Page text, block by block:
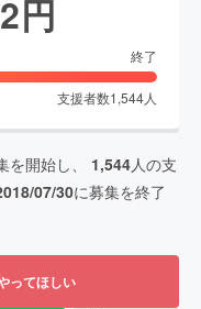
円
終了
支援者数1,544人
を開始し、 1,544人の支
07/30に募集を終了
ってほしい